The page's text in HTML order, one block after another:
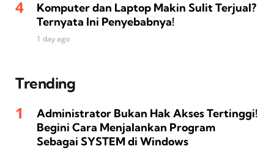
Komputer dan Laptop Makin Sulit Terjual?
Ternyata Ini Penyebabnya!
1 day ago
Trending
Administrator Bukan Hak Akses Tertinggi!
Begini Cara Menjalankan Program
Sebagai SYSTEM di Windows